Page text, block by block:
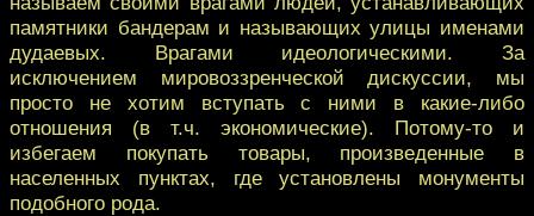
памятники бандерам и называющих улицы именами
дудаевых. Врагами идеологическими. За
исключением мировоззренческой дискуссии, мы
просто не хотим вступать с ними в какие-либо
отношения (в т.ч. экономические). Потому-то и
избегаем покупать товары, произведенные в
населенных пунктах, где установлены монументы
подобного рода.